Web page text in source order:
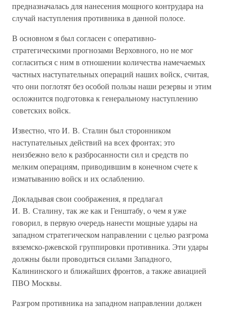
предназначалась для нанесения мощного контрудара на
случай наступления противника в данной полосе.
В основном я был согласен с оперативно-
стратегическими прогнозами Верховного, но не мог
согласиться с ним в отношении количества намечаемых
частных наступательных операций наших войск, считая,
что они поглотят без особой пользы наши резервы и этим
осложнится подготовка к генеральному наступлению
советских войск.
Известно, что И. В. Сталин был сторонником
наступательных действий на всех фронтах; это
неизбежно вело к разбросанности сил и средств по
мелким операциям, приводившим в конечном счете к
изматыванию войск и их ослаблению.
Докладывая свои соображения, я предлагал
И. В. Сталину, так же как и Генштабу, о чем я уже
говорил, в первую очередь нанести мощные удары на
западном стратегическом направлении с целью разгрома
вяземско-ржевской группировки противника. Эти удары
должны были проводиться силами Западного,
Калининского и ближайших фронтов, а также авиацией
ПВО Москвы.
Разгром противника на западном направлении должен